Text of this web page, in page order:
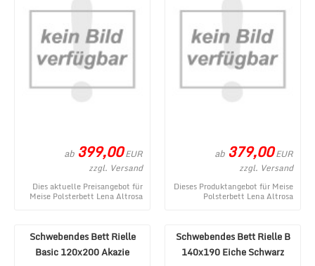
ab 399,00EUR
zzgl. Versand
Dies aktuelle Preisangebot für
Meise Polsterbett Lena Altrosa
ab 379,00EUR
zzgl. Versand
Dieses Produktangebot für Meise
Polsterbett Lena Altrosa
Schwebendes Bett Rielle
Basic 120x200 Akazie
Schwebendes Bett Rielle B
140x190 Eiche Schwarz